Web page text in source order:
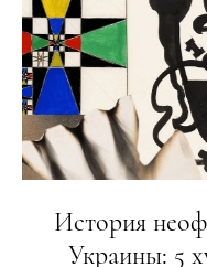
История
Украины: 5